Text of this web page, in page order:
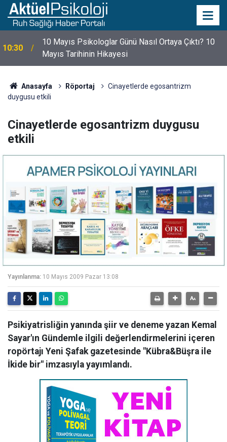
10:30
10 Mayıs Psikologlar Günü Nasıl Ortaya Çıktı? 10
Mayıs Tarihinin Hikayesi
Anasayfa Röportaj
Cinayetlerde egosantrizm
duygusu etkili
Cinayetlerde egosantrizm duygusu
etkili
Yayınlanma: 10 Mayıs 2009 Pazar 13:08
Psikiyatrisliğin yanında şiir ve deneme yazan Kemal
Sayar'ın Gündemle ilgili değerlendirmelerini içeren
ropörtajı Yeni Şafak gazetesinde "Kübra&Büşra ile
İkide bir" imzasıyla yayımlandı.